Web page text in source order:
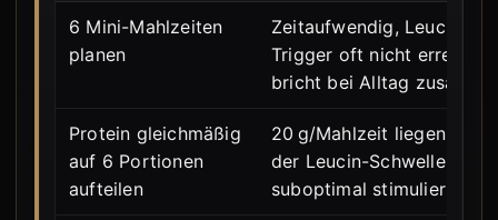
6 Mini-Mahlzeiten
planen
Zeitaufwendig, Leucin-
Trigger oft nicht erreicht,
bricht bei Alltag
Protein gleichmäßig
auf 6 Portionen
aufteilen
20 g/Mahlzeit liegen unter
der Leucin-Schwelle –
suboptimal stimuliert